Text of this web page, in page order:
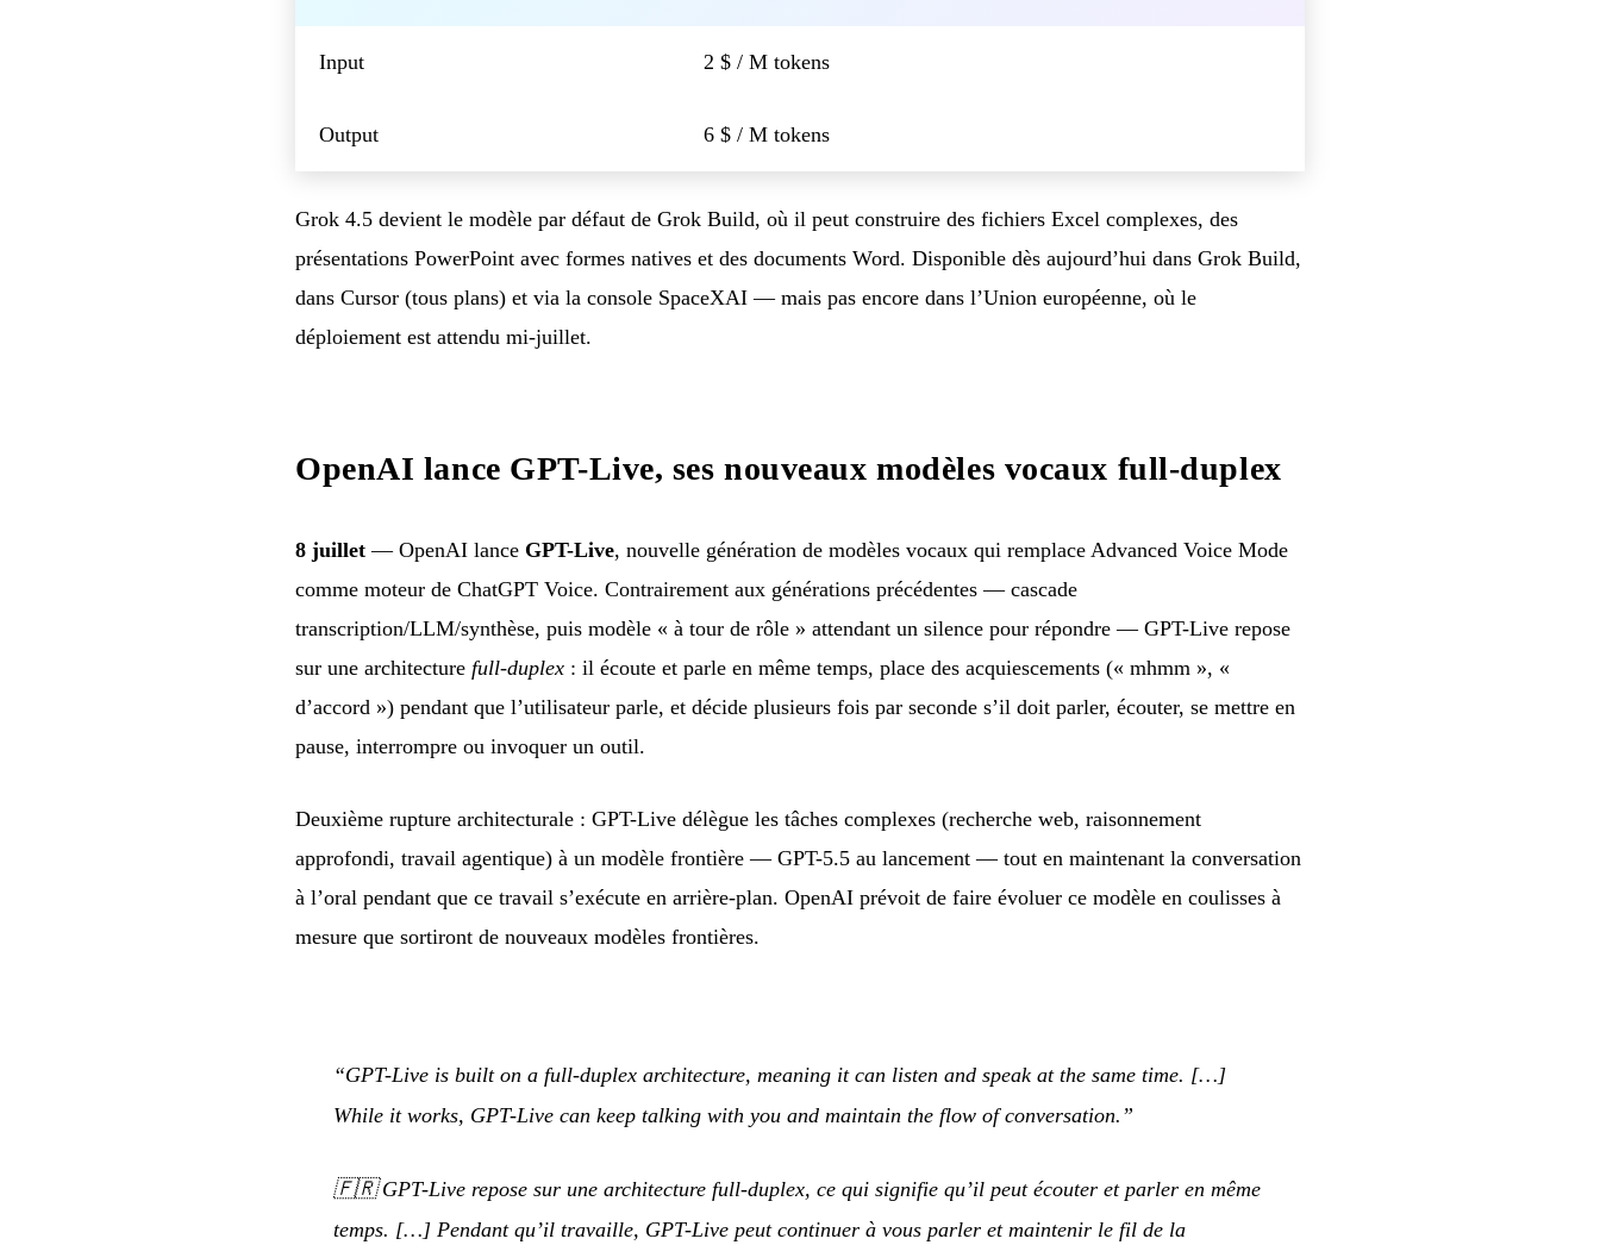
Input 2 $ / M tokens
Output 6 $ / M tokens
Grok 4.5 devient le modèle par défaut de Grok Build, où il peut construire des fichiers Excel complexes, des
présentations PowerPoint avec formes natives et des documents Word. Disponible dès aujourd’hui dans Grok Build,
dans Cursor (tous plans) et via la console SpaceXAI — mais pas encore dans l’Union européenne, où le
déploiement est attendu mi-juillet.
OpenAI lance GPT-Live, ses nouveaux modèles vocaux full-duplex
8 juillet — OpenAI lance GPT-Live, nouvelle génération de modèles vocaux qui remplace Advanced Voice Mode
comme moteur de ChatGPT Voice. Contrairement aux générations précédentes — cascade
transcription/LLM/synthèse, puis modèle « à tour de rôle » attendant un silence pour répondre — GPT-Live repose
sur une architecture full-duplex : il écoute et parle en même temps, place des acquiescements (« mhmm », «
d’accord ») pendant que l’utilisateur parle, et décide plusieurs fois par seconde s’il doit parler, écouter, se mettre en
pause, interrompre ou invoquer un outil.
Deuxième rupture architecturale : GPT-Live délègue les tâches complexes (recherche web, raisonnement
approfondi, travail agentique) à un modèle frontière — GPT-5.5 au lancement — tout en maintenant la conversation
à l’oral pendant que ce travail s’exécute en arrière-plan. OpenAI prévoit de faire évoluer ce modèle en coulisses à
mesure que sortiront de nouveaux modèles frontières.
“GPT-Live is built on a full-duplex architecture, meaning it can listen and speak at the same time. […]
While it works, GPT-Live can keep talking with you and maintain the flow of conversation.”
🇫🇷GPT-Live repose sur une architecture full-duplex, ce qui signifie qu’il peut écouter et parler en même
temps. […] Pendant qu’il travaille, GPT-Live peut continuer à vous parler et maintenir le fil de la